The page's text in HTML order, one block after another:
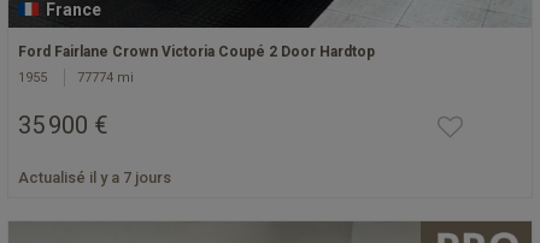
France
Ford Fairlane Crown Victoria Coupé 2 Door Hardtop
1955 77774 mi
35 900 €
Actualisé il y a 7 jours